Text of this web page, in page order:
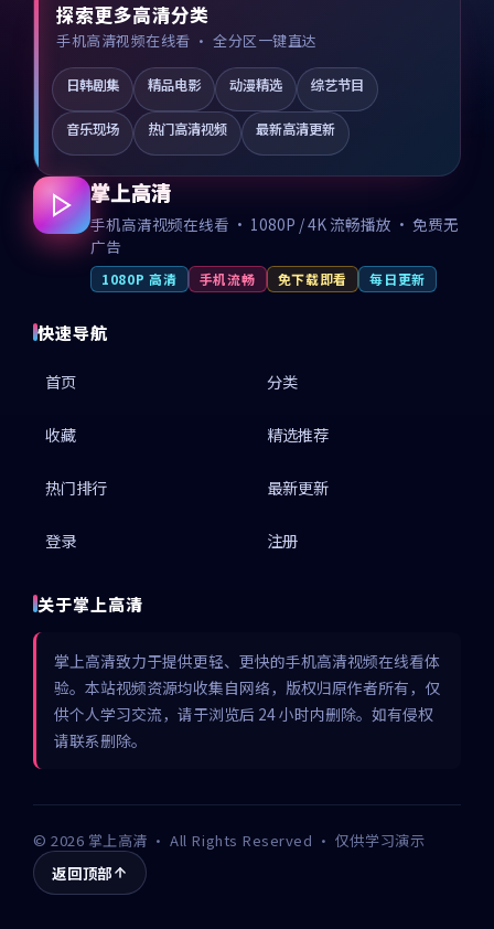
探索更多高清分类
手机高清视频在线看 · 全分区一键直达
日韩剧集 精品电影 动漫精选 综艺节目
音乐现场 热门高清视频 最新高清更新
掌上高清
手机高清视频在线看 · 1080P / 4K 流畅播放 · 免费无
广告
1080P 高清 手机流畅 免下载即看 每日更新
快速导航
首页 分类
收藏 精选推荐
热门排行 最新更新
登录 注册
关于掌上高清
掌上高清致力于提供更轻、更快的手机高清视频在线看体
验。本站视频资源均收集自网络，版权归原作者所有，仅
供个人学习交流，请于浏览后 24 小时内删除。如有侵权
请联系删除。
©2026 掌上高清 · All Rights Reserved · 仅供学习演示
返回顶部